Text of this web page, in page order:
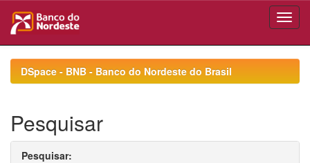
navigationDSpace - BNB - Banco do Nordeste do Brasil
Pesquisar
Pesquisar: